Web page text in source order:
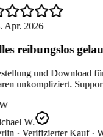
Apr. 2026
reibungslos
und Download
unkompliziert.
W.
· Verifizierter Kauf ·